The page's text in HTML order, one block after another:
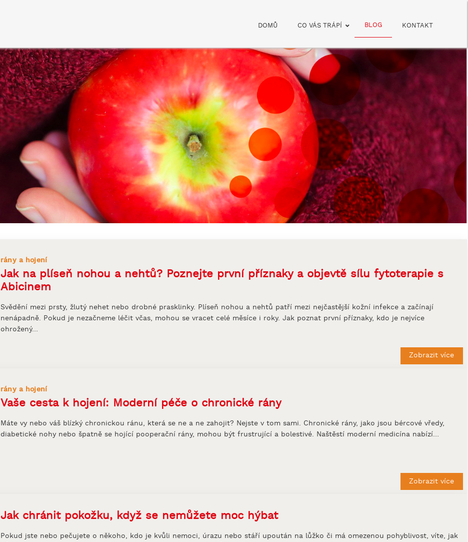
DOMŮ CO VÁS TRÁPÍ BLOG KONTAKT
rány a hojení
Jak na plíseň nohou a nehtů? Poznejte první příznaky a objevtě sílu fytoterapie s
Abicinem
Svědění mezi prsty, žlutý nehet nebo drobné prasklinky. Plíseň nohou a nehtů patří mezi nejčastější kožní infekce a začínají
nenápadně. Pokud je nezačneme léčit včas, mohou se vracet celé měsíce i roky. Jak poznat první příznaky, kdo je nejvíce
ohrožený…
Zobrazit více
rány a hojení
Vaše cesta k hojení: Moderní péče o chronické rány
Máte vy nebo váš blízký chronickou ránu, která se ne a ne zahojit? Nejste v tom sami. Chronické rány, jako jsou bércové vředy,
diabetické nohy nebo špatně se hojící pooperační rány, mohou být frustrující a bolestivé. Naštěstí moderní medicína nabízí…
Zobrazit více
Jak chránit pokožku, když se nemůžete moc hýbat
Pokud jste nebo pečujete o někoho, kdo je kvůli nemoci, úrazu nebo stáří upoután na lůžko či má omezenou pohyblivost, víte, jak